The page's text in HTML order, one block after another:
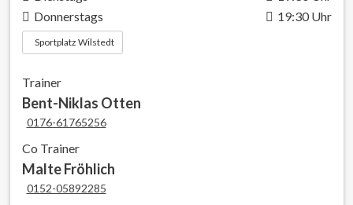
Donnerstags
19:30 Uhr
Sportplatz Wilstedt
Trainer
Bent-Niklas Otten
0176-61765256
Co Trainer
Malte Fröhlich
0152-05892285